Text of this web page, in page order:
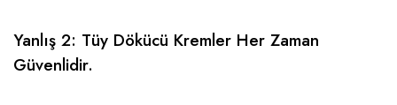
Yanlış 2: Tüy Dökücü Kremler Her Zaman
Güvenlidir.